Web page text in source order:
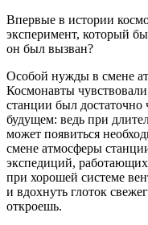
Впервые в истории
эксперимент, который
он был вызван?
Особой нужды в смене
Космонавты
станции был
будущем: ведь при
может появиться
смене атмосферы
экспедиций,
при хорошей системе
и вдохнуть глоток
откроешь.